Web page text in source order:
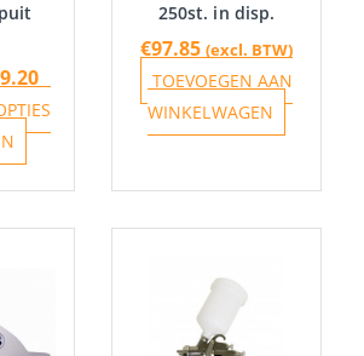
op
productpagina
250st. in disp.
€97.85 (excl. BTW)
TOEVOEGEN AAN
WINKELWAGEN